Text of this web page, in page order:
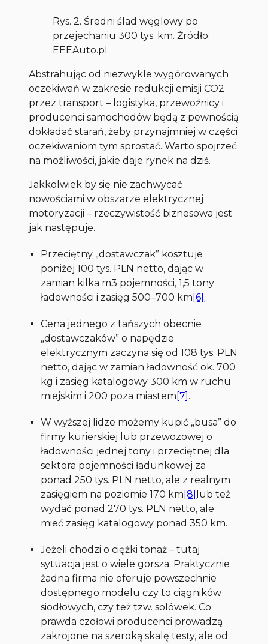
Rys. 2. Średni ślad węglowy po
przejechaniu 300 tys. km. Źródło:
EEEAuto.pl
Abstrahując od niezwykle wygórowanych
oczekiwań w zakresie redukcji emisji CO2
przez transport – logistyka, przewoźnicy i
producenci samochodów będą z pewnością
dokładać starań, żeby przynajmniej w części
oczekiwaniom tym sprostać. Warto spojrzeć
na możliwości, jakie daje rynek na dziś.
Jakkolwiek by się nie zachwycać
nowościami w obszarze elektrycznej
motoryzacji – rzeczywistość biznesowa jest
jak następuje.
Przeciętny „dostawczak” kosztuje
poniżej 100 tys. PLN netto, dając w
zamian kilka m3 pojemności, 1,5 tony
ładowności i zasięg 500–700 km [6] .
Cena jednego z tańszych obecnie
„dostawczaków” o napędzie
elektrycznym zaczyna się od 108 tys. PLN
netto, dając w zamian ładowność ok. 700
kg i zasięg katalogowy 300 km w ruchu
miejskim i 200 poza miastem [7] .
W wyższej lidze możemy kupić „busa” do
firmy kurierskiej lub przewozowej o
ładowności jednej tony i przeciętnej dla
sektora pojemności ładunkowej za
ponad 250 tys. PLN netto, ale z realnym
zasięgiem na poziomie 170 km [8]
lub też
wydać ponad 270 tys. PLN netto, ale
mieć zasięg katalogowy ponad 350 km.
Jeżeli chodzi o ciężki tonaż – tutaj
sytuacja jest o wiele gorsza. Praktycznie
żadna firma nie oferuje powszechnie
dostępnego modelu czy to ciągników
siodłowych, czy też tzw. solówek. Co
prawda czołowi producenci prowadzą
zakrojone na szeroką skalę testy, ale od